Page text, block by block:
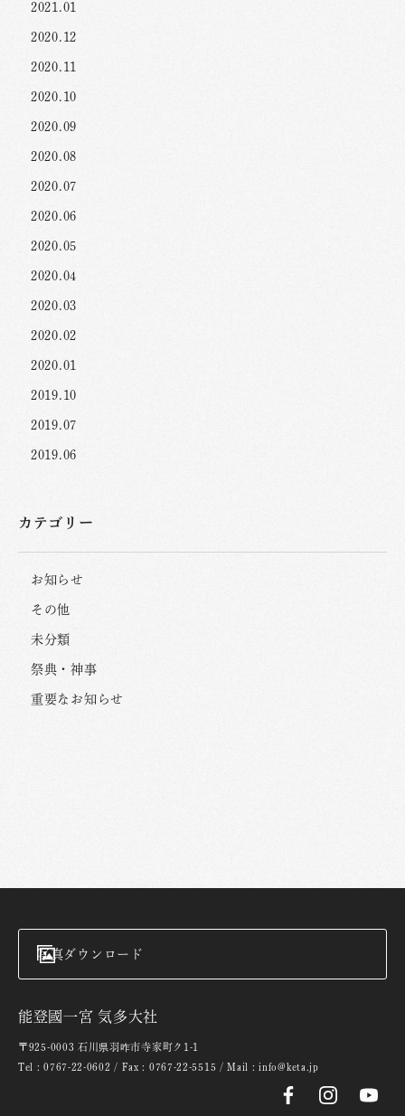
2021.01
2020.12
2020.11
2020.10
2020.09
2020.08
2020.07
2020.06
2020.05
2020.04
2020.03
2020.02
2020.01
2019.10
2019.07
2019.06
カテゴリー
お知らせ
その他
未分類
祭典・神事
重要なお知らせ
写真ダウンロード
能登國一宮 気多大社
〒925-0003 石川県羽咋市寺家町ク1-1
Tel : 0767-22-0602 / Fax : 0767-22-5515 / Mail : info@keta.jp